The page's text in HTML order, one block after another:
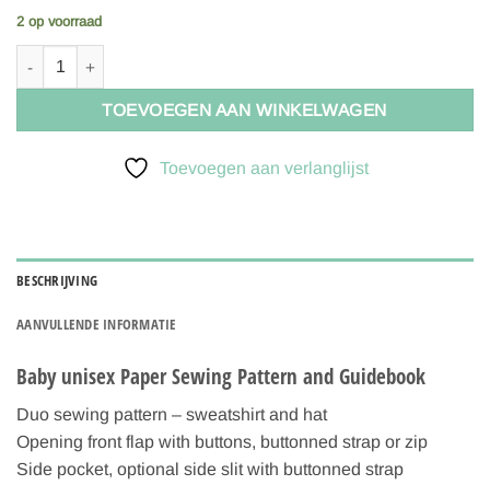
2 op voorraad
TOEVOEGEN AAN WINKELWAGEN
Toevoegen aan verlanglijst
BESCHRIJVING
AANVULLENDE INFORMATIE
Baby unisex Paper Sewing Pattern and Guidebook
Duo sewing pattern – sweatshirt and hat
Opening front flap with buttons, buttonned strap or zip
Side pocket, optional side slit with buttonned strap